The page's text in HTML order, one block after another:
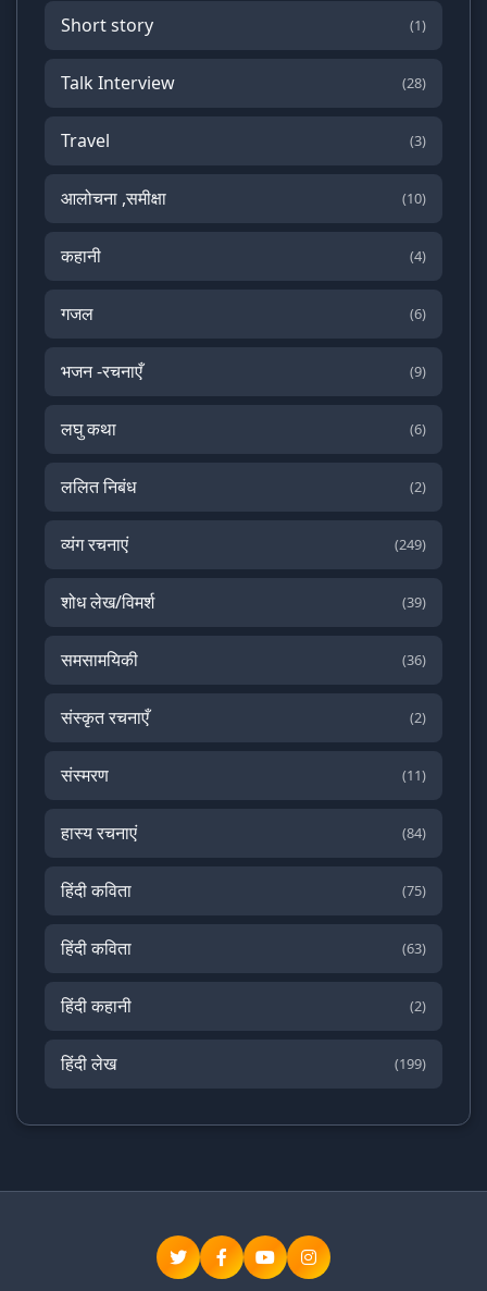
Short story (1)
Talk Interview (28)
Travel (3)
आलोचना ,समीक्षा (10)
कहानी (4)
गजल (6)
भजन -रचनाएँ (9)
लघु कथा (6)
ललित निबंध (2)
व्यंग रचनाएं (249)
शोध लेख/विमर्श (39)
समसामयिकी (36)
संस्कृत रचनाएँ (2)
संस्मरण (11)
हास्य रचनाएं (84)
हिंदी कविता (75)
हिंदी कविता (63)
हिंदी कहानी (2)
हिंदी लेख (199)